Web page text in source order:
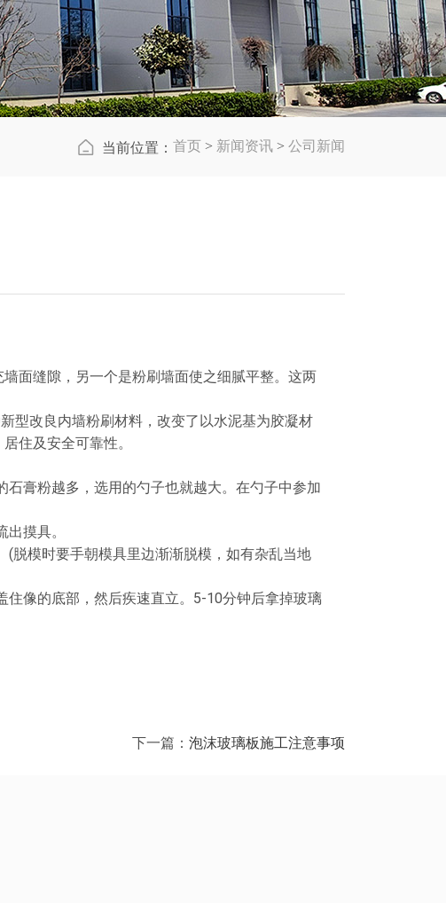
当前位置： 首页 > 新闻资讯 > 公司新闻
面缝隙，另一个是粉刷墙面使之细腻平整。这两
改良内墙粉刷材料，改变了以水泥基为胶凝材
住及安全可靠性。
膏粉越多，选用的勺子也就越大。在勺子中参加
摸具。
模时要手朝模具里边渐渐脱模，如有杂乱当地
像的底部，然后疾速直立。5-10分钟后拿掉玻璃
下一篇： 泡沫玻璃板施工注意事项